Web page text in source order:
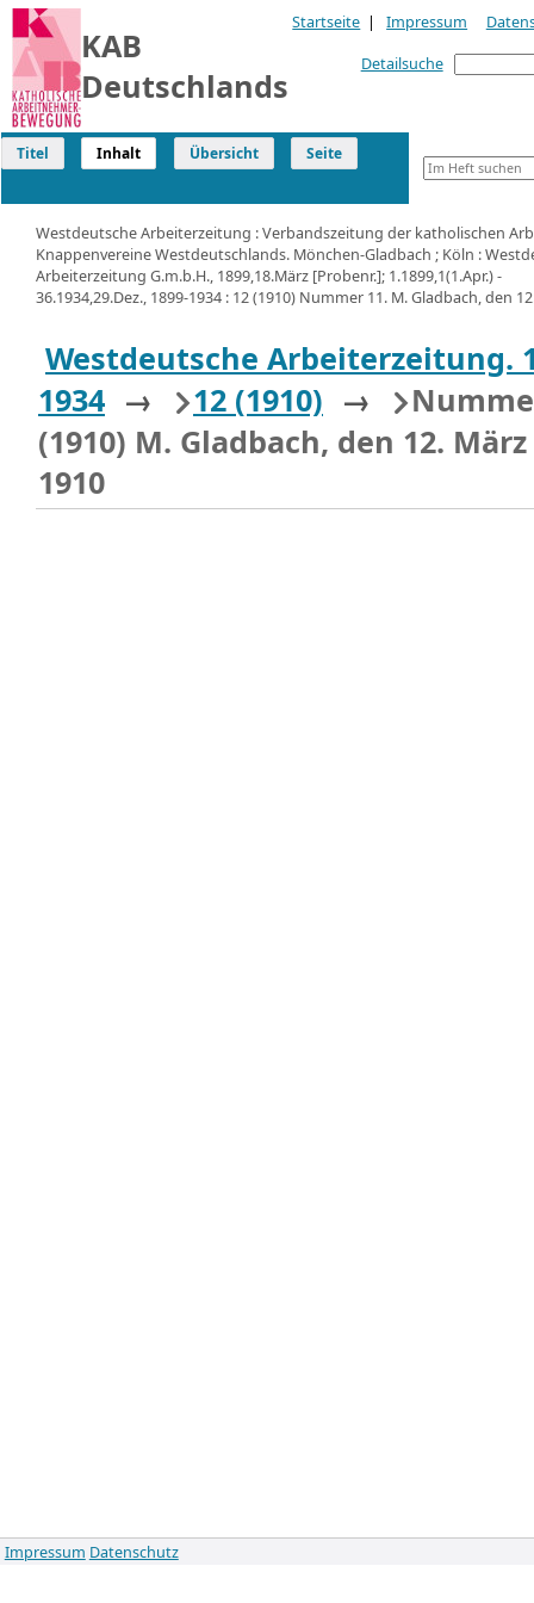
KAB
Deutschlands
Startseite | Impressum
Detailsuche
Titel Inhalt Übersicht Seite
Westdeutsche Arbeiterzeitung : Verbandszeitung der katholischen
Knappenvereine Westdeutschlands. Mönchen-Gladbach ; Köln :
Arbeiterzeitung G.m.b.H., 1899,18.März [Probenr.]; 1.1899,1(1.Apr.) -
36.1934,29.Dez., 1899-1934 : 12 (1910) Nummer 11. M. Gladbach, den
Westdeutsche Arbeiterzeitung.
1934 → 12 (1910) →
(1910) M. Gladbach, den 12. März
1910
Impressum Datenschutz